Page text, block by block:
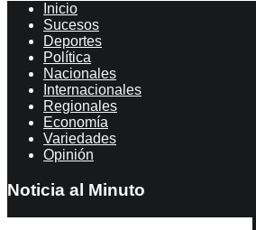
Inicio
Sucesos
Deportes
Política
Nacionales
Internacionales
Regionales
Economía
Variedades
Opinión
Noticia al Minuto